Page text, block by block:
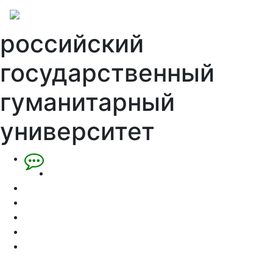
российский
государственный
гуманитарный
университет